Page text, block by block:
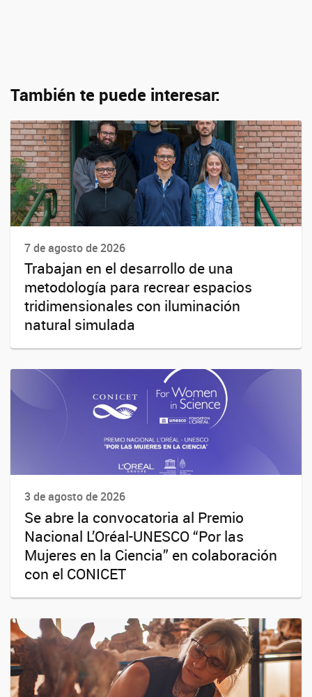
También te puede interesar:
7 de agosto de 2026
Trabajan en el desarrollo de una
metodología para recrear espacios
tridimensionales con iluminación
natural simulada
3 de agosto de 2026
Se abre la convocatoria al Premio
Nacional L’Oréal-UNESCO “Por las
Mujeres en la Ciencia” en colaboración
con el CONICET